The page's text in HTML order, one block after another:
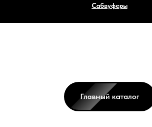
Сабвуферы
Главный каталог